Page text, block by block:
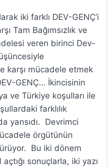
iki farklı DEV-GENÇ’i
Tam Bağımsızlık ve
veren birinci Dev-
karşı mücadele etmek
GENÇ… İkincisinin
ve Türkiye koşulları ile
farklılık
yansıdı. Devrimci
örgütünün
Bu iki dönem
sonuçlarla, iki yazı